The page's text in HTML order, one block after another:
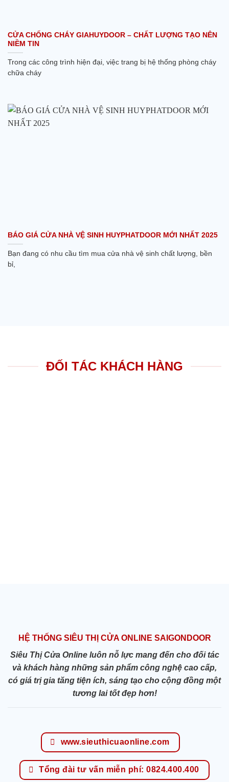
CỬA CHỐNG CHÁY GIAHUYDOOR – CHẤT LƯỢNG TẠO NÊN
NIỀM TIN
Trong các công trình hiện đại, việc trang bị hệ thống phòng cháy
chữa cháy
BÁO GIÁ CỬA NHÀ VỆ SINH HUYPHATDOOR MỚI NHẤT 2025
Bạn đang có nhu cầu tìm mua cửa nhà vệ sinh chất lượng, bền
bỉ,
ĐỐI TÁC KHÁCH HÀNG
HỆ THỐNG SIÊU THỊ CỬA ONLINE SAIGONDOOR
Siêu Thị Cửa Online luôn nỗ lực mang đến cho đối tác
và khách hàng những sản phẩm công nghệ cao cấp,
có giá trị gia tăng tiện ích, sáng tạo cho cộng đồng một
tương lai tốt đẹp hơn!
www.sieuthicuaonline.com
Tổng đài tư vấn miễn phí: 0824.400.400